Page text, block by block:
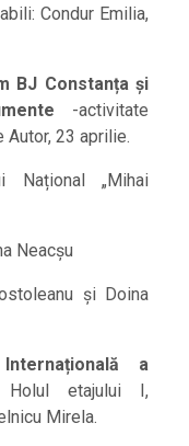
Condur Emilia,
BJ Constanța și
-activitate
23 aprilie.
Național „Mihai
Neacșu
și Doina
a
Holul etajului I,
Mirela.